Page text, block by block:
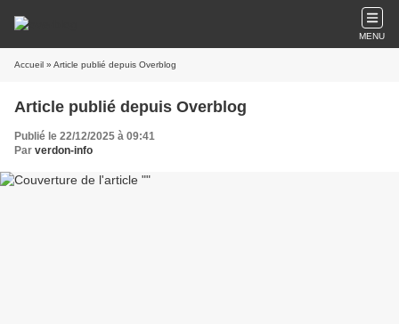
MENU
Accueil » Article publié depuis Overblog
Article publié depuis Overblog
Publié le 22/12/2025 à 09:41
Par verdon-info